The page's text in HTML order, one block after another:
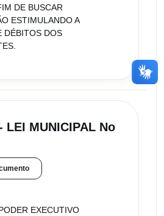
DE BUSCAR
ESTIMULANDO A
DÉBITOS DOS
LEI MUNICIPAL No
EXECUTIVO